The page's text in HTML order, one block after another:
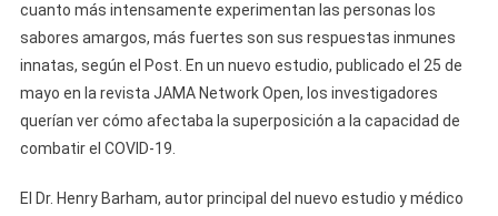
cuanto más intensamente experimentan las personas los
sabores amargos, más fuertes son sus respuestas inmunes
innatas, según el Post. En un nuevo estudio, publicado el 25 de
mayo en la revista JAMA Network Open, los investigadores
querían ver cómo afectaba la superposición a la capacidad de
combatir el COVID-19.
El Dr. Henry Barham, autor principal del nuevo estudio y médico